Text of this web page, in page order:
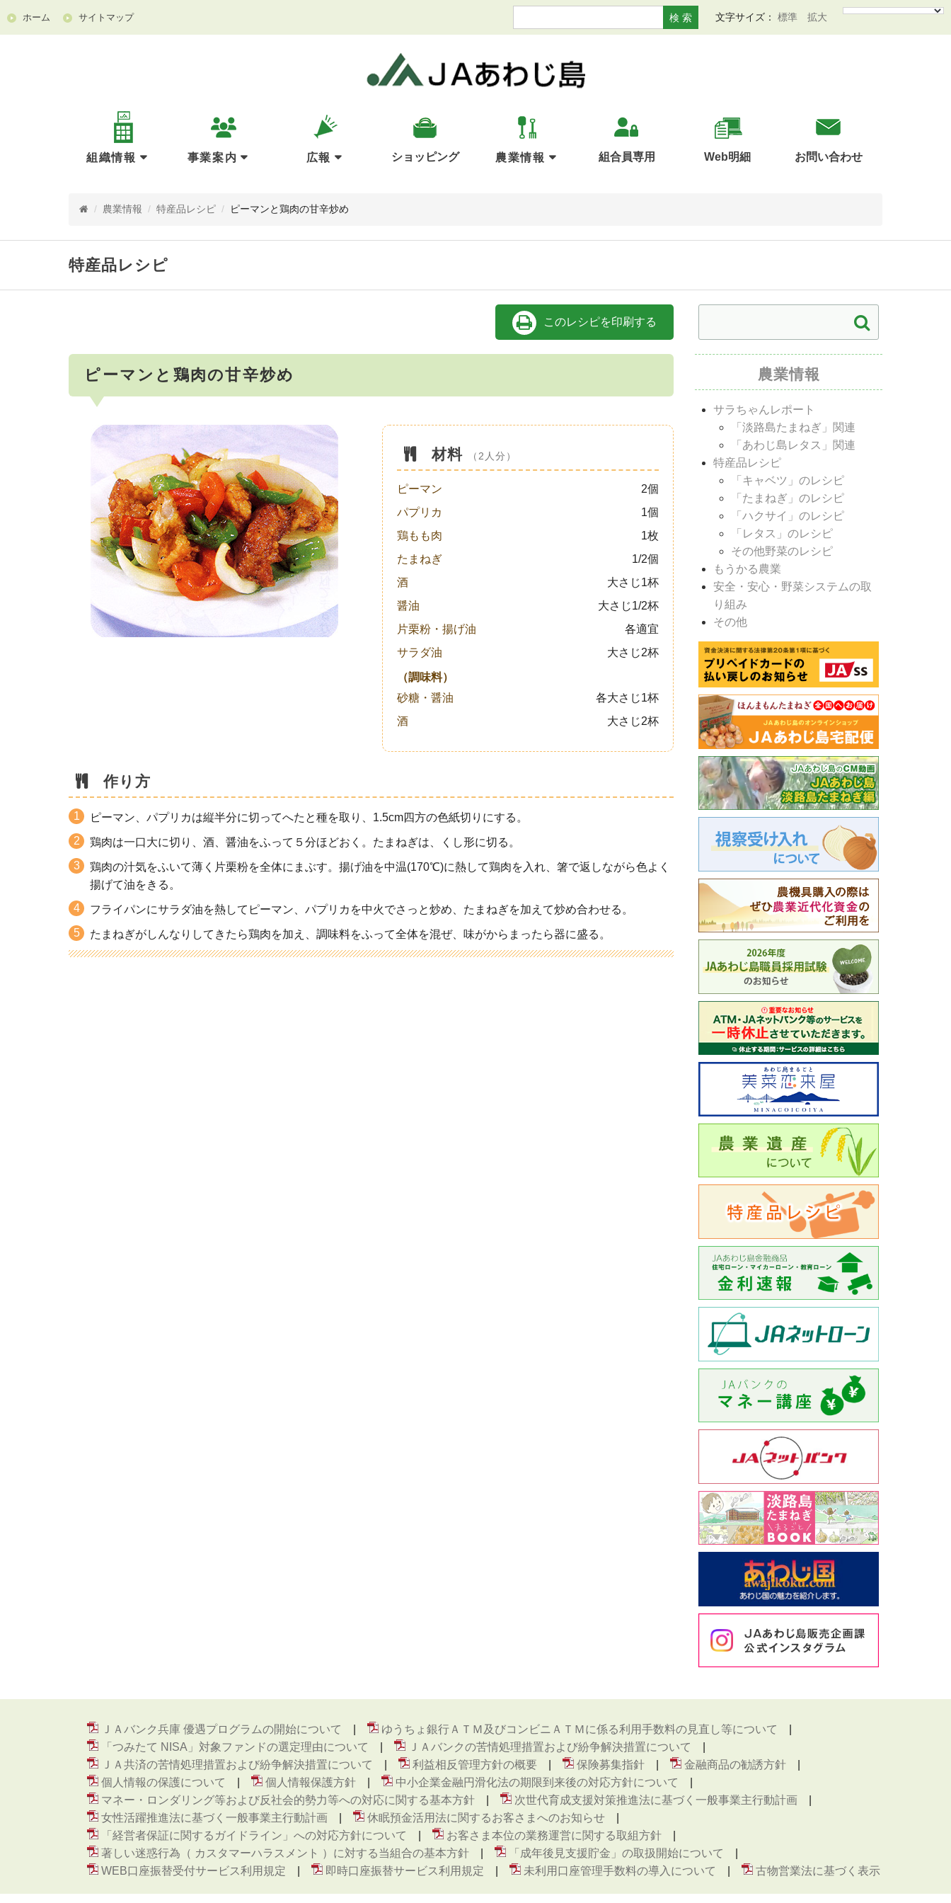
ホーム サイトマップ 検 索 文字サイズ：標準 拡大
組織情報 事業案内 広報 ショッピング 農業情報 組合員専用 Web明細 お問い合わせ
/ 農業情報 / 特産品レシピ / ピーマンと鶏肉の甘辛炒め
特産品レシピ
このレシピを印刷する
ピーマンと鶏肉の甘辛炒め
材料 （2人分）
ピーマン
2個
パプリカ
1個
鶏もも肉
1枚
たまねぎ
1/2個
酒
大さじ1杯
醤油
大さじ1/2杯
片栗粉・揚げ油
各適宜
サラダ油
大さじ2杯
（調味料）
砂糖・醤油
各大さじ1杯
酒
大さじ2杯
作り方
ピーマン、パプリカは縦半分に切ってへたと種を取り、1.5cm四方の色紙切りにする。
鶏肉は一口大に切り、酒、醤油をふって５分ほどおく。たまねぎは、くし形に切る。
鶏肉の汁気をふいて薄く片栗粉を全体にまぶす。揚げ油を中温(170℃)に熱して鶏肉を入れ、箸で返しながら色よく
揚げて油をきる。
フライパンにサラダ油を熱してピーマン、パプリカを中火でさっと炒め、たまねぎを加えて炒め合わせる。
たまねぎがしんなりしてきたら鶏肉を加え、調味料をふって全体を混ぜ、味がからまったら器に盛る。
農業情報
サラちゃんレポート
「淡路島たまねぎ」関連
「あわじ島レタス」関連
特産品レシピ
「キャベツ」のレシピ
「たまねぎ」のレシピ
「ハクサイ」のレシピ
「レタス」のレシピ
その他野菜のレシピ
もうかる農業
安全・安心・野菜システムの取
り組み
その他
ＪＡバンク兵庫 優遇プログラムの開始について
ゆうちょ銀行ＡＴＭ及びコンビニＡＴＭに係る利用手数料の見直し等について
「つみたて NISA」対象ファンドの選定理由について
ＪＡバンクの苦情処理措置および紛争解決措置について
ＪＡ共済の苦情処理措置および紛争解決措置について
利益相反管理方針の概要 保険募集指針
金融商品の勧誘方針
個人情報の保護について
個人情報保護方針
中小企業金融円滑化法の期限到来後の対応方針について
マネー・ロンダリング等および反社会的勢力等への対応に関する基本方針
次世代育成支援対策推進法に基づく一般事業主行動計画
女性活躍推進法に基づく一般事業主行動計画
休眠預金活用法に関するお客さまへのお知らせ
「経営者保証に関するガイドライン」への対応方針について
お客さま本位の業務運営に関する取組方針
著しい迷惑行為（ カスタマーハラスメント ）に対する当組合の基本方針
「成年後見支援貯金」の取扱開始について
WEB口座振替受付サービス利用規定
即時口座振替サービス利用規定 未利用口座管理手数料の導入について 古物営業法に基づく表示